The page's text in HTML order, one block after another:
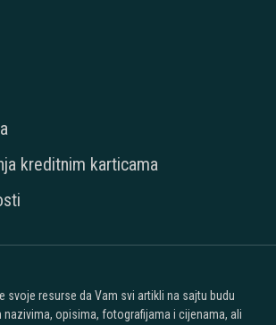
kreditnim karticama
svoje resurse da Vam svi artikli na sajtu budu
nazivima, opisima, fotografijama i cijenama, ali